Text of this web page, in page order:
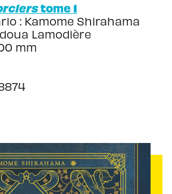
tome 1
: Kamome Shirahama
Lamodière
mm